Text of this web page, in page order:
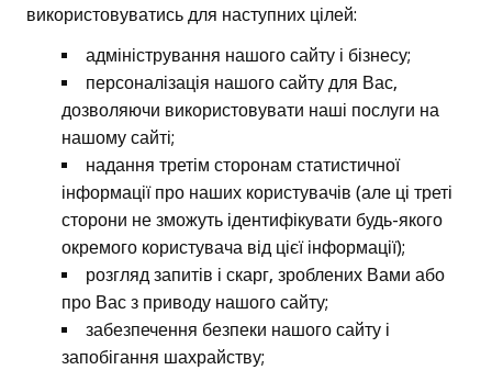
використовуватись для наступних цілей:
адміністрування нашого сайту і бізнесу;
персоналізація нашого сайту для Вас,
дозволяючи використовувати наші послуги на
нашому сайті;
надання третім сторонам статистичної
інформації про наших користувачів (але ці треті
сторони не зможуть ідентифікувати будь-якого
окремого користувача від цієї інформації);
розгляд запитів і скарг, зроблених Вами або
про Вас з приводу нашого сайту;
забезпечення безпеки нашого сайту і
запобігання шахрайству;